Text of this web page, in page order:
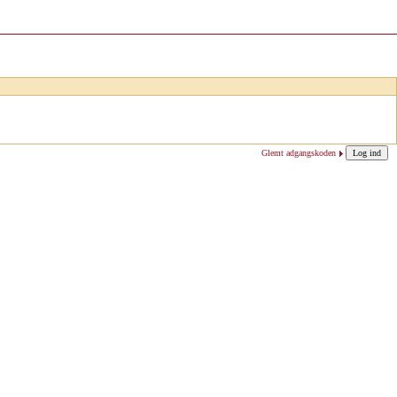
Glemt adgangskoden